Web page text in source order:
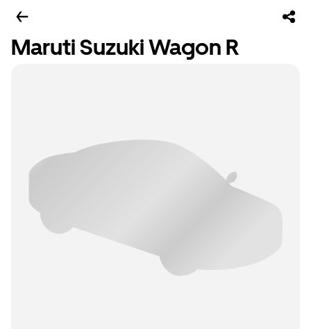
Maruti Suzuki Wagon R